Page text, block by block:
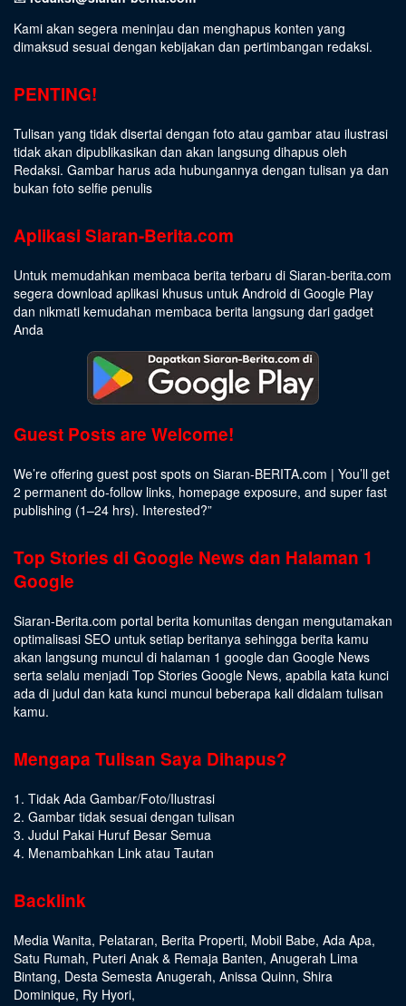
Kami akan segera meninjau dan menghapus konten yang
dimaksud sesuai dengan kebijakan dan pertimbangan redaksi.
PENTING!
Tulisan yang tidak disertai dengan foto atau gambar atau ilustrasi
tidak akan dipublikasikan dan akan langsung dihapus oleh
Redaksi. Gambar harus ada hubungannya dengan tulisan ya dan
bukan foto selfie penulis
Aplikasi Siaran-Berita.com
Untuk memudahkan membaca berita terbaru di Siaran-berita.com
segera download aplikasi khusus untuk Android di Google Play
dan nikmati kemudahan membaca berita langsung dari gadget
Anda
Guest Posts are Welcome!
We’re offering guest post spots on Siaran-BERITA.com | You’ll get
2 permanent do-follow links, homepage exposure, and super fast
publishing (1–24 hrs). Interested?”
Top Stories di Google News dan Halaman 1
Google
Siaran-Berita.com portal berita komunitas dengan mengutamakan
optimalisasi SEO untuk setiap beritanya sehingga berita kamu
akan langsung muncul di halaman 1 google dan Google News
serta selalu menjadi Top Stories Google News, apabila kata kunci
ada di judul dan kata kunci muncul beberapa kali didalam tulisan
kamu.
Mengapa Tulisan Saya Dihapus?
1. Tidak Ada Gambar/Foto/Ilustrasi
2. Gambar tidak sesuai dengan tulisan
3. Judul Pakai Huruf Besar Semua
4. Menambahkan Link atau Tautan
Backlink
Media Wanita, Pelataran, Berita Properti, Mobil Babe, Ada Apa,
Satu Rumah, Puteri Anak & Remaja Banten, Anugerah Lima
Bintang, Desta Semesta Anugerah, Anissa Quinn, Shira
Dominique, Ry Hyori,